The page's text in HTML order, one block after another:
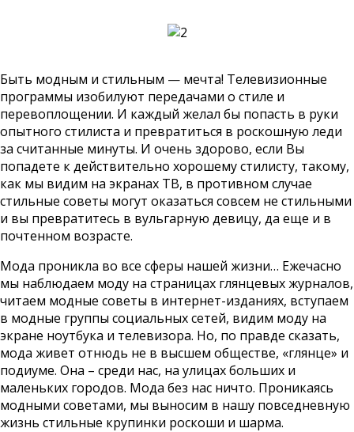
Быть модным и стильным — мечта! Телевизионные
программы изобилуют передачами о стиле и
перевоплощении. И каждый желал бы попасть в руки
опытного стилиста и превратиться в роскошную леди
за считанные минуты. И очень здорово, если Вы
попадете к действительно хорошему стилисту, такому,
как мы видим на экранах ТВ, в противном случае
стильные советы могут оказаться совсем не стильными
и вы превратитесь в вульгарную девицу, да еще и в
почтенном возрасте.
Мода проникла во все сферы нашей жизни… Ежечасно
мы наблюдаем моду на страницах глянцевых журналов,
читаем модные советы в интернет-изданиях, вступаем
в модные группы социальных сетей, видим моду на
экране ноутбука и телевизора. Но, по правде сказать,
мода живет отнюдь не в высшем обществе, «глянце» и
подиуме. Она – среди нас, на улицах больших и
маленьких городов. Мода без нас ничто. Проникаясь
модными советами, мы выносим в нашу повседневную
жизнь стильные крупинки роскоши и шарма.